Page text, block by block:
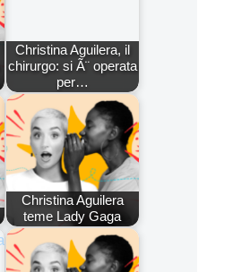
Christina Aguilera, il
chirurgo: si Ã¨ operata
per…
Christina Aguilera
teme Lady Gaga